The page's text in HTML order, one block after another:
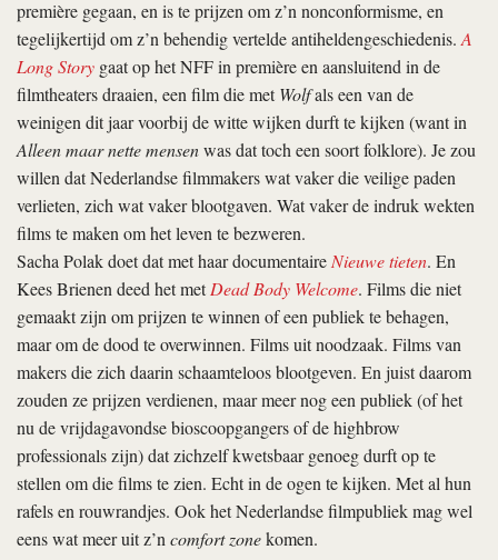
première gegaan, en is te prijzen om z’n nonconformisme, en
tegelijkertijd om z’n behendig vertelde antiheldengeschiedenis.A
Long Story gaat op het NFF in première en aansluitend in de
filmtheaters draaien, een film die metWolfals een van de
weinigen dit jaar voorbij de witte wijken durft te kijken (want in
Alleen maar nette mensenwas dat toch een soort folklore). Je zou
willen dat Nederlandse filmmakers wat vaker die veilige paden
verlieten, zich wat vaker blootgaven. Wat vaker de indruk wekten
films te maken om het leven te bezweren.
Sacha Polak doet dat met haar documentaireNieuwe tieten. En
Kees Brienen deed het metDead Body Welcome. Films die niet
gemaakt zijn om prijzen te winnen of een publiek te behagen,
maar om de dood te overwinnen. Films uit noodzaak. Films van
makers die zich daarin schaamteloos blootgeven. En juist daarom
zouden ze prijzen verdienen, maar meer nog een publiek (of het
nu de vrijdagavondse bioscoopgangers of de highbrow
professionals zijn) dat zichzelf kwetsbaar genoeg durft op te
stellen om die films te zien. Echt in de ogen te kijken. Met al hun
rafels en rouwrandjes. Ook het Nederlandse filmpubliek mag wel
eens wat meer uit z’ncomfort zonekomen.